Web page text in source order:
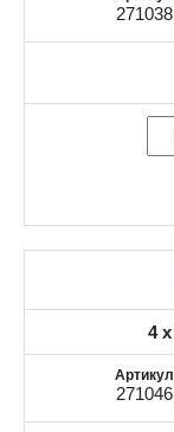
271038
4
271046